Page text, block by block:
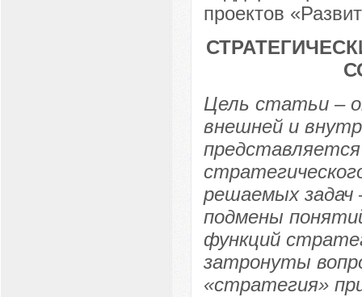
проектов
Цель статьи –
внешней и
решаемых задач
подмены
функций
затронуты
«стратегия»